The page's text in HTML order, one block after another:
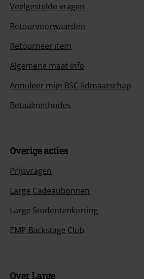
Veelgestelde vragen
Retourvoorwaarden
Retourneer item
Algemene maat info
Annuleer mijn BSC-lidmaatschap
Betaalmethodes
Overige acties
Prijsvragen
Large Cadeaubonnen
Large Studentenkorting
EMP Backstage Club
Over Large